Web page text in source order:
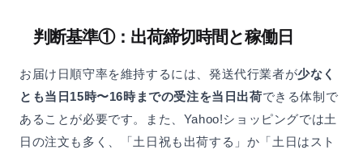
判断基準①：出荷締切時間と稼働日
お届け日順守率を維持するには、発送代行業者が少なく
とも当日15時〜16時までの受注を当日出荷できる体制で
あることが必要です。また、Yahoo!ショッピングでは土
日の注文も多く、「土日祝も出荷する」か「土日はスト